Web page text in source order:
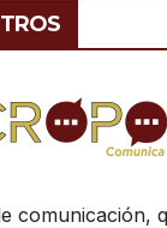
comunicación,